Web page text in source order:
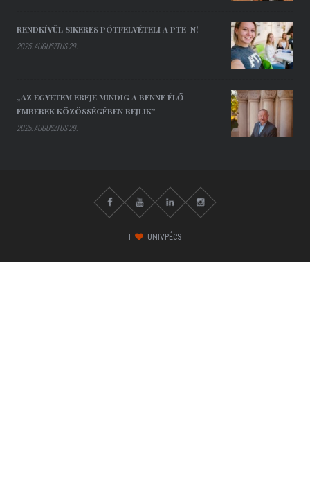
RENDKÍVÜL SIKERES PÓTFELVÉTELI A PTE-N!
2025. AUGUSZTUS 29.
„AZ EGYETEM EREJE MINDIG A BENNE ÉLŐ
EMBEREK KÖZÖSSÉGÉBEN REJLIK”
2025. AUGUSZTUS 29.
UNIVPÉCS